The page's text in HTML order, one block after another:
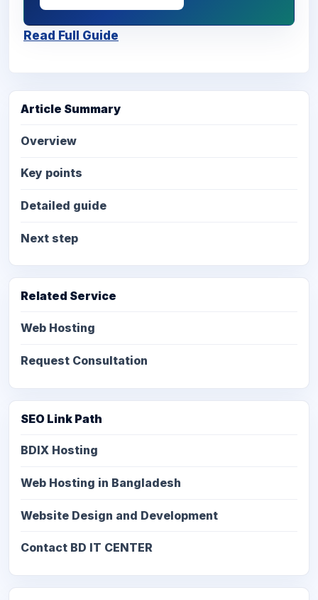
Read Full Guide
Article Summary
Overview
Key points
Detailed guide
Next step
Related Service
Web Hosting
Request Consultation
SEO Link Path
BDIX Hosting
Web Hosting in Bangladesh
Website Design and Development
Contact BD IT CENTER